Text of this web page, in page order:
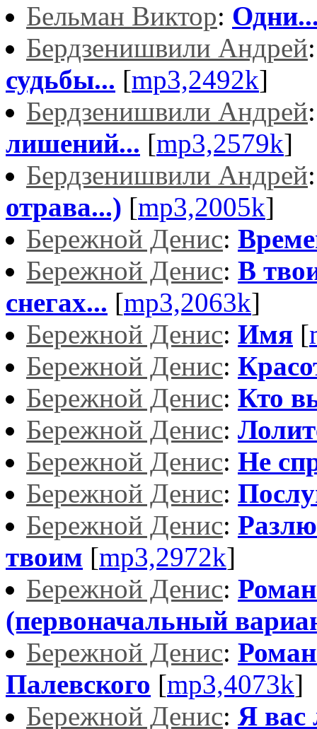
Бельман Виктор:
Бердзенишвили Андрей
судьбы... [mp3,2492k]
Бердзенишвили Андрей
лишений... [mp3,2579k]
Бердзенишвили Андрей
отрава...) [mp3,2005k]
Бережной Денис:
Бережной Денис: В
снегах... [mp3,2063k]
Бережной Денис: Имя [
Бережной Денис:
Бережной Денис: Кто
Бережной Денис:
Бережной Денис: Не
Бережной Денис:
Бережной Денис:
твоим [mp3,2972k]
Бережной Денис:
(первоначальный
Бережной Денис:
Палевского [mp3,4073k]
Бережной Денис: Я вас